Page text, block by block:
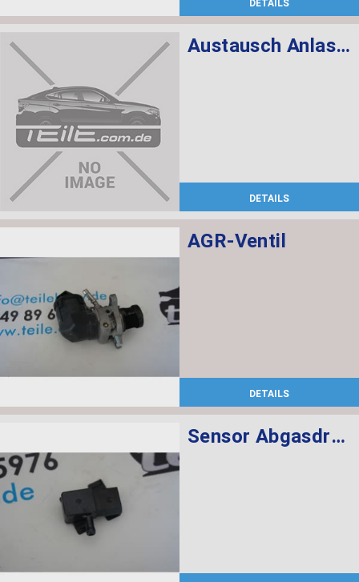
DETAILS
Austausch Anlasser
DETAILS
AGR-Ventil
DETAILS
Sensor Abgasdruck